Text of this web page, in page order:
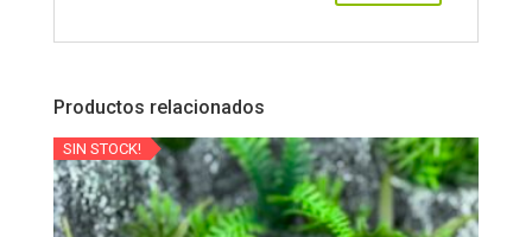
Productos relacionados
SIN STOCK!